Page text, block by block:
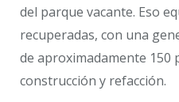
del parque vacante. Eso
recuperadas, con una
de aproximadamente 150
construcción y refacción.